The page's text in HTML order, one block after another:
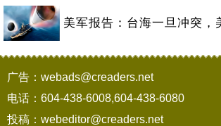
美军报告：台海一旦冲突，
广告：webads@creaders.net
电话：604-438-6008,604-438-6080
投稿：webeditor@creaders.net